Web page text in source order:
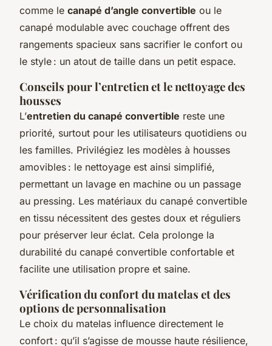
comme le canapé d’angle convertible ou le
canapé modulable avec couchage offrent des
rangements spacieux sans sacrifier le confort ou
le style : un atout de taille dans un petit espace.
Conseils pour l’entretien et le nettoyage des
housses
L’entretien du canapé convertible reste une
priorité, surtout pour les utilisateurs quotidiens ou
les familles. Privilégiez les modèles à housses
amovibles : le nettoyage est ainsi simplifié,
permettant un lavage en machine ou un passage
au pressing. Les matériaux du canapé convertible
en tissu nécessitent des gestes doux et réguliers
pour préserver leur éclat. Cela prolonge la
durabilité du canapé convertible confortable et
facilite une utilisation propre et saine.
Vérification du confort du matelas et des
options de personnalisation
Le choix du matelas influence directement le
confort : qu’il s’agisse de mousse haute résilience,